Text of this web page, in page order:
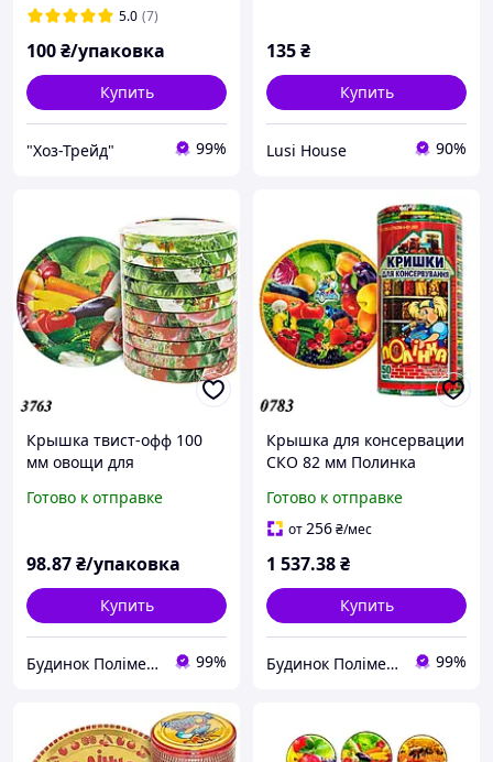
5.0 (7)
100₴/упаковка
Купить
"Хоз-Трейд" 99%
135₴
Купить
Lusi House 90%
Крышка твист-офф 100
мм овощи для
(10шт)
Готово к отправке
98.87₴/упаковка
Купить
Будинок Полімерів 99%
Крышка для консервации
СКО 82 мм Полинка
Готово к отправке
от256₴/мес
1 537.38₴
Купить
Будинок Полімерів 99%